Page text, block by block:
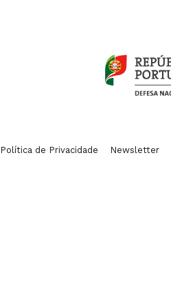
Política de Privacidade Newsletter